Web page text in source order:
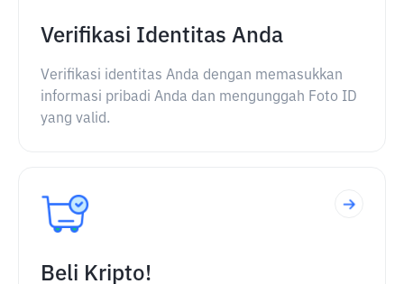
Verifikasi Identitas Anda
Verifikasi identitas Anda dengan memasukkan
informasi pribadi Anda dan mengunggah Foto ID
yang valid.
Beli Kripto!